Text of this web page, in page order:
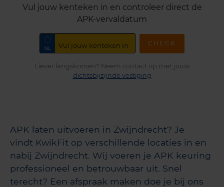
Vul jouw kenteken in en controleer direct de
APK-vervaldatum
CHECK
Liever langskomen? Neem contact op met jouw
dichtsbijzijnde vestiging
APK laten uitvoeren in Zwijndrecht? Je
vindt KwikFit op verschillende locaties in en
nabij Zwijndrecht. Wij voeren je APK keuring
professioneel en betrouwbaar uit. Snel
terecht? Een afspraak maken doe je bij ons